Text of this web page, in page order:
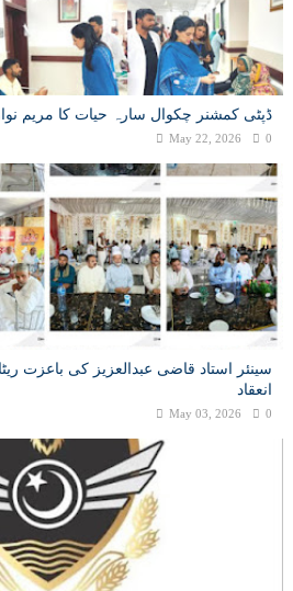
ڈپٹی کمشنر چکوال سارہ حیات کا مریم
May 22, 2026 0
سینئر استاد قاضی عبدالعزیز کی باعزت
انعقاد
May 03, 2026 0